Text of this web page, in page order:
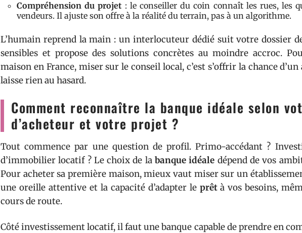
Compréhension du projet : le conseiller du coin connaît les rues, les
vendeurs. Il ajuste son offre à la réalité du terrain, pas à un algorithme.
L’humain reprend la main : un interlocuteur dédié suit votre dossier
sensibles et propose des solutions concrètes au moindre accroc.
maison en France, miser sur le conseil local, c’est s’offrir la chance
laisse rien au hasard.
Comment reconnaître la banque idéale selon
d’acheteur et votre projet ?
Tout commence par une question de profil. Primo-accédant ?
d’immobilier locatif ? Le choix de labanque idéale dépend de vos
Pour acheter sa première maison, mieux vaut miser sur un
une oreille attentive et la capacité d’adapter le prêtà vos besoins,
cours de route.
Côté investissement locatif, il faut une banque capable de prendre en